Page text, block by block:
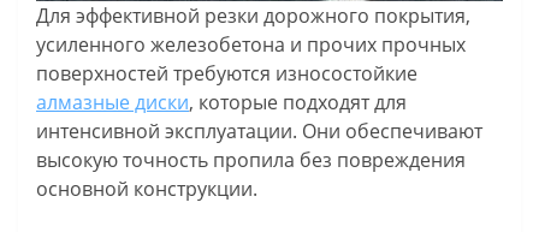
Для эффективной резки дорожного покрытия,
усиленного железобетона и прочих прочных
поверхностей требуются износостойкие
алмазные диски, которые подходят для
интенсивной эксплуатации. Они обеспечивают
высокую точность пропила без повреждения
основной конструкции.